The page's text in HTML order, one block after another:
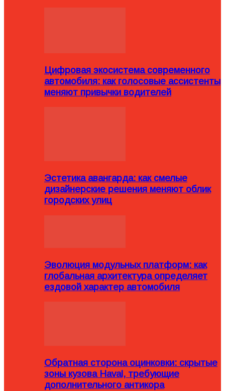
Цифровая экосистема современного
автомобиля: как голосовые ассистенты
меняют привычки водителей
Эстетика авангарда: как смелые
дизайнерские решения меняют облик
городских улиц
Эволюция модульных платформ: как
глобальная архитектура определяет
ездовой характер автомобиля
Обратная сторона оцинковки: скрытые
зоны кузова Haval, требующие
дополнительного антикора